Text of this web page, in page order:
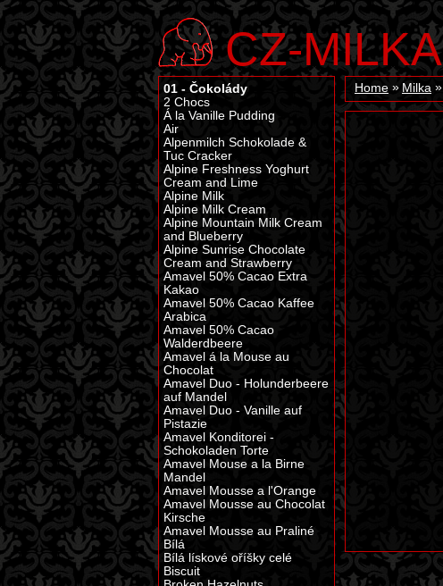
CZ-MILKA
Home Milka
01 - Čokolády
2 Chocs
Á la Vanille Pudding
Air
Alpenmilch Schokolade &
Tuc Cracker
Alpine Freshness Yoghurt
Cream and Lime
Alpine Milk
Alpine Milk Cream
Alpine Mountain Milk Cream
and Blueberry
Alpine Sunrise Chocolate
Cream and Strawberry
Amavel 50% Cacao Extra
Kakao
Amavel 50% Cacao Kaffee
Arabica
Amavel 50% Cacao
Walderdbeere
Amavel á la Mouse au
Chocolat
Amavel Duo - Holunderbeere
auf Mandel
Amavel Duo - Vanille auf
Pistazie
Amavel Konditorei -
Schokoladen Torte
Amavel Mouse a la Birne
Mandel
Amavel Mousse a l'Orange
Amavel Mousse au Chocolat
Kirsche
Amavel Mousse au Praliné
Bílá
Bílá lískové oříšky celé
Biscuit